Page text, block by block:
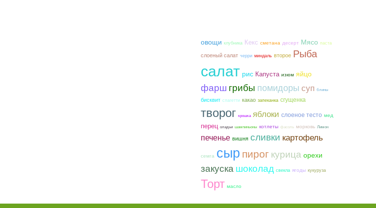
овощи клубника Кекс сметана десерт Мясо паста
слоеный салат черри миндаль второе Рыба
салат рис Капуста изюм яйцо
фарш грибы помидоры суп блины
бисквит спагетти какао запеканка сгущенка
творог крошка яблоки слоеное тесто мед
перец оладьи шампиньоны котлеты фасоль морковь Лимон
печенье вишня сливки картофель
семга сыр пирог курица орехи
закускашоколад свекла ягоды кукуруза
Торт масло